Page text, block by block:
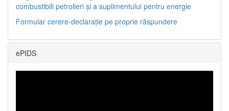
combustibili petrolieri și a suplimentului pentru energie
Formular cerere-declarație pe proprie răspundere
ePIDS